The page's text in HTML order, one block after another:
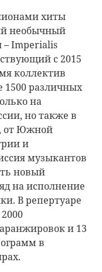
хиты
необычный
– Imperialis
с 2015
коллектив
1500 различных
на
но также в
от Южной
и
музыкантов
новый
на исполнение
В репертуаре
и 13
в